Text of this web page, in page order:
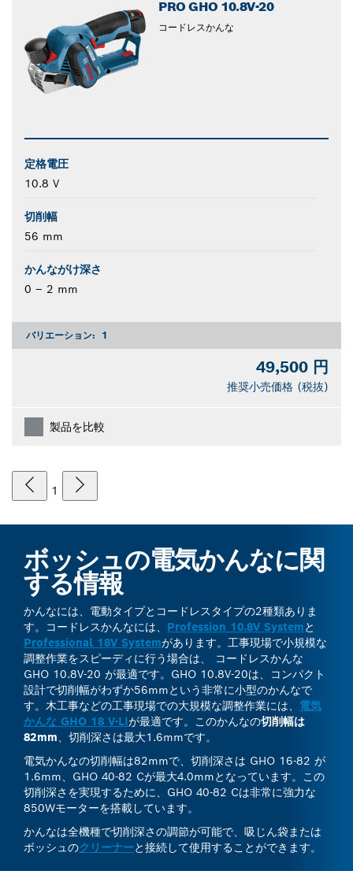
PRO GHO 10.8V-20
コードレスかんな
定格電圧
10.8 V
切削幅
56 mm
かんながけ深さ
0 – 2 mm
バリエーション: 1
49,500 円
推奨小売価格 (税抜)
製品を比較
1
ボッシュの電気かんなに関
する情報
かんなには、電動タイプとコードレスタイプの2種類ありま
す。コードレスかんなには、 Profession 10.8V Systemと
Professional 18V Systemがあります。工事現場で小規模な
調整作業をスピーディに行う場合は、 コードレスかんな
GHO 10.8V-20 が最適です。GHO 10.8V-20は、コンパクト
設計で切削幅がわずか56mmという非常に小型のかんなで
す。木工事などの工事現場での大規模な調整作業には、 電気
かんな GHO 18 V-LIが最適です。このかんなの切削幅は
82mm、切削深さは最大1.6mmです。
電気かんなの切削幅は82mmで、切削深さは GHO 16-82 が
1.6mm、GHO 40-82 Cが最大4.0mmとなっています。この
切削深さを実現するために、GHO 40-82 Cは非常に強力な
850Wモーターを搭載しています。
かんなは全機種で切削深さの調節が可能で、吸じん袋または
ボッシュのクリーナーと接続して使用することができます。